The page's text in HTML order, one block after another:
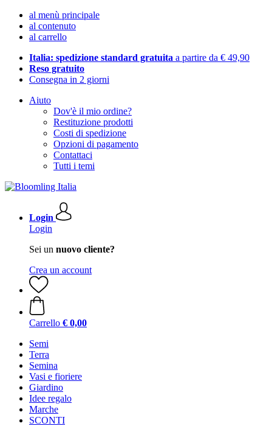
al menù principale
al contenuto
al carrello
Italia: spedizione standard gratuita a partire da € 49,90
Reso gratuito
Consegna in 2 giorni
Aiuto
Dov'è il mio ordine?
Restituzione prodotti
Costi di spedizione
Opzioni di pagamento
Contattaci
Tutti i temi
Login
Login
Sei un nuovo cliente?
Crea un account
Carrello € 0,00
Semi
Terra
Semina
Vasi e fioriere
Giardino
Idee regalo
Marche
SCONTI